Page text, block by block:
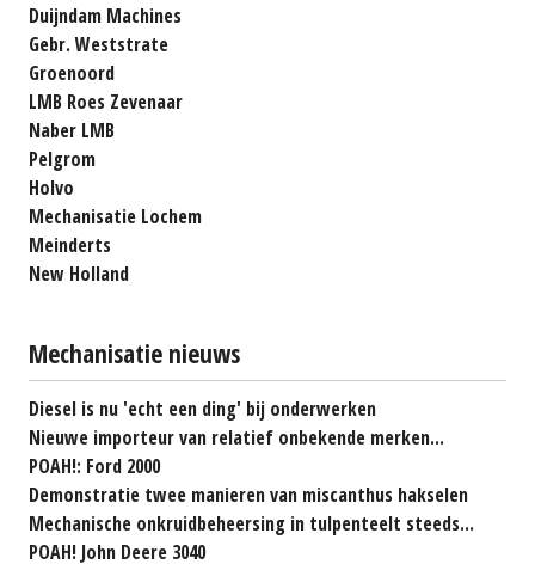
Duijndam Machines
Gebr. Weststrate
Groenoord
LMB Roes Zevenaar
Naber LMB
Pelgrom
Holvo
Mechanisatie Lochem
Meinderts
New Holland
Mechanisatie nieuws
Diesel is nu 'echt een ding' bij onderwerken
Nieuwe importeur van relatief onbekende merken...
POAH!: Ford 2000
Demonstratie twee manieren van miscanthus hakselen
Mechanische onkruidbeheersing in tulpenteelt steeds...
POAH! John Deere 3040